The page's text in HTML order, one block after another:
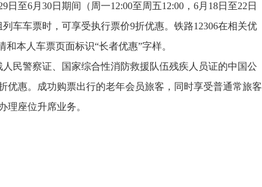
至6月30日期间（周一12:00至周五12:00，6月18日至22日
车车票时，可享受执行票价9折优惠。铁路12306在相关优
本人车票页面标识“长者优惠”字样。
民警察证、国家综合性消防救援队伍残疾人员证的中国公
优惠。成功购票出行的老年会员旅客，同时享受普通常旅客
理座位升席业务。